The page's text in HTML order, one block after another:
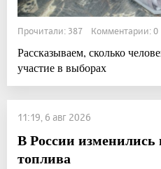
Прочитали: 387 Комментарии: 0
Рассказываем, сколько
участие в выборах
11:19, 6 авг 2026
В России
топлива